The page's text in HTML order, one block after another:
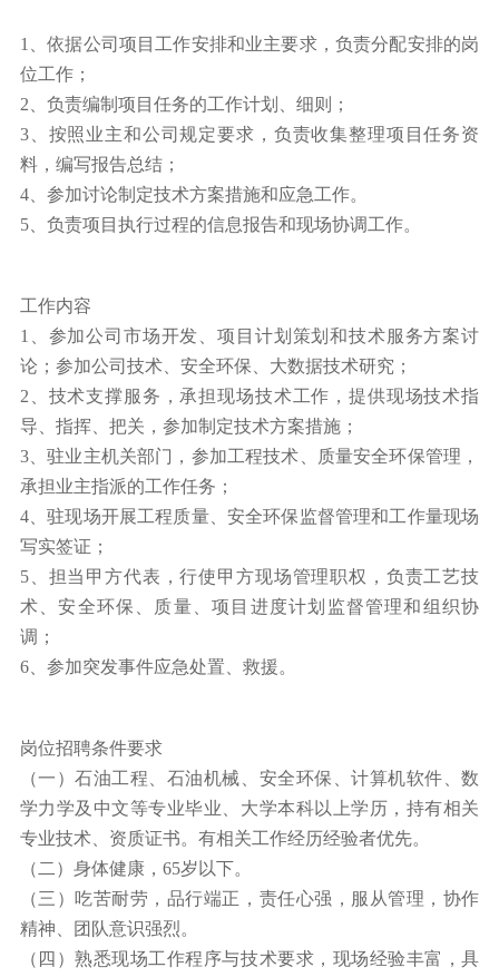
1、依据公司项目工作安排和业主要求，负责分配安排的岗
位工作；
2、负责编制项目任务的工作计划、细则；
3、按照业主和公司规定要求，负责收集整理项目任务资
料，编写报告总结；
4、参加讨论制定技术方案措施和应急工作。
5、负责项目执行过程的信息报告和现场协调工作。
工作内容
1、参加公司市场开发、项目计划策划和技术服务方案讨
论；参加公司技术、安全环保、大数据技术研究；
2、技术支撑服务，承担现场技术工作，提供现场技术指
导、指挥、把关，参加制定技术方案措施；
3、驻业主机关部门，参加工程技术、质量安全环保管理，
承担业主指派的工作任务；
4、驻现场开展工程质量、安全环保监督管理和工作量现场
写实签证；
5、担当甲方代表，行使甲方现场管理职权，负责工艺技
术、安全环保、质量、项目进度计划监督管理和组织协
调；
6、参加突发事件应急处置、救援。
岗位招聘条件要求
（一）石油工程、石油机械、安全环保、计算机软件、数
学力学及中文等专业毕业、大学本科以上学历，持有相关
专业技术、资质证书。有相关工作经历经验者优先。
（二）身体健康，65岁以下。
（三）吃苦耐劳，品行端正，责任心强，服从管理，协作
精神、团队意识强烈。
（四）熟悉现场工作程序与技术要求，现场经验丰富，具